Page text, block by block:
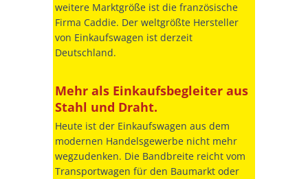
weitere Marktgröße ist die französische
Firma Caddie. Der weltgrößte Hersteller
von Einkaufswagen ist derzeit
Deutschland.
Mehr als Einkaufsbegleiter aus
Stahl und Draht.
Heute ist der Einkaufswagen aus dem
modernen Handelsgewerbe nicht mehr
wegzudenken. Die Bandbreite reicht vom
Transportwagen für den Baumarkt oder